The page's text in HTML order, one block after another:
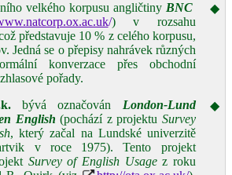
velkého korpusu angličtiny BNC
/) v rozsahu
představuje 10 % z celého korpusu,
Jedná se o přepisy nahrávek různých
konverzace přes obchodní
pořady.
bývá označován London‑Lund
English (pochází z projektu Survey
, který začal na Lundské univerzitě
v roce 1975). Tento projekt
Survey of English Usagez roku
◆
◆